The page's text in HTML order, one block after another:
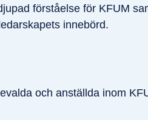
förståelse för KFUM
innebörd.
och anställda inom